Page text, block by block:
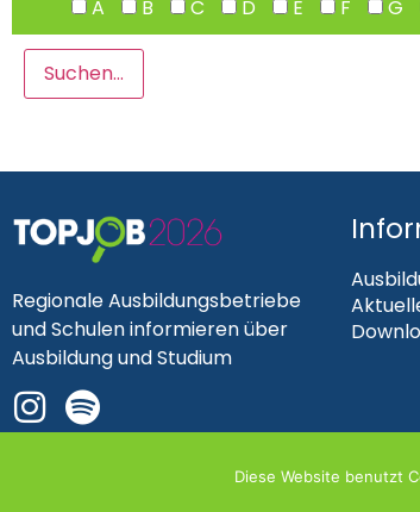
A
B C D E F G
Regionale Ausbildungsbetriebe
und Schulen informieren über
Ausbildung und Studium
Diese Website benutzt